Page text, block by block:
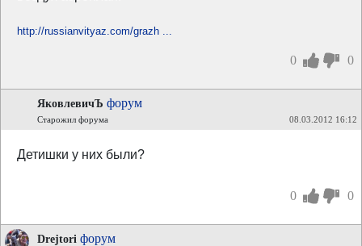
http://russianvityaz.com/grazh ...
0 0
ЯковлевичЪ форум
Старожил форума 08.03.2012 16:12
Детишки у них были?
0 0
Drejtori форум